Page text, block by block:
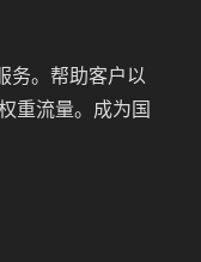
务。帮助客户以
重流量。成为国